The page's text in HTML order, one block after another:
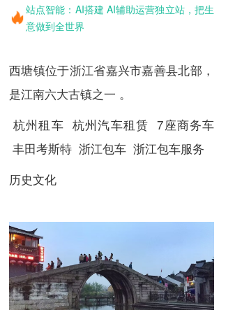
站点智能：AI搭建 AI辅助运营独立站，把生
意做到全世界
西塘镇位于浙江省嘉兴市嘉善县北部，
是江南六大古镇之一 。
杭州租车 杭州汽车租赁 7座商务车
丰田考斯特 浙江包车 浙江包车服务
历史文化